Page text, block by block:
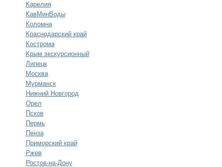
Карелия
КавМинВоды
Коломна
Краснодарский край
Кострома
Крым экскурсионный
Липецк
Москва
Мурманск
Нижний Новгород
Орел
Псков
Пермь
Пенза
Приморский край
Ржев
Ростов-на-Дону